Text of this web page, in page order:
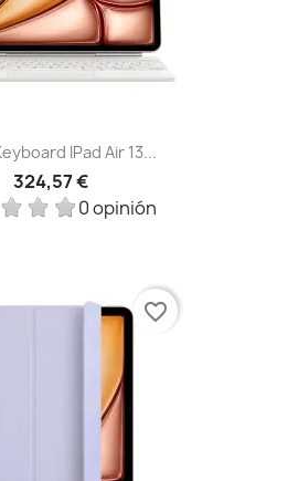
IPad Air 13...
324,57 €
0 opinión
favorite_border